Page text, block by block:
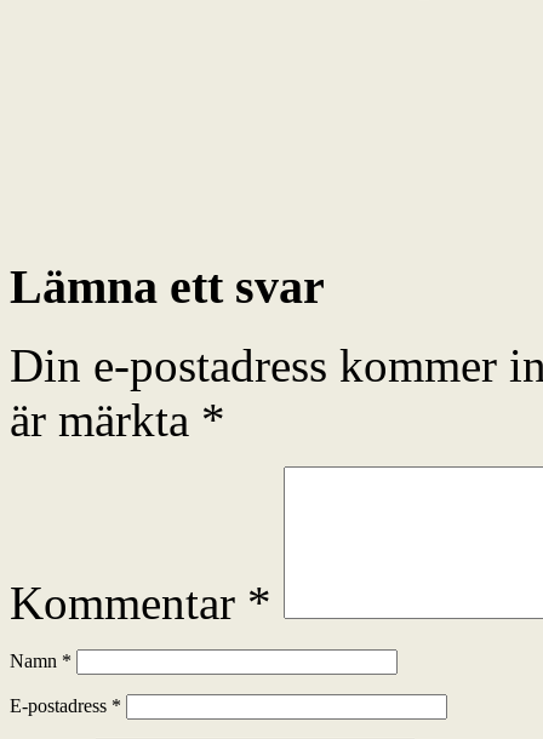
Lämna ett svar
Din e-postadress kommer
är märkta *
Kommentar *
Namn *
E-postadress *